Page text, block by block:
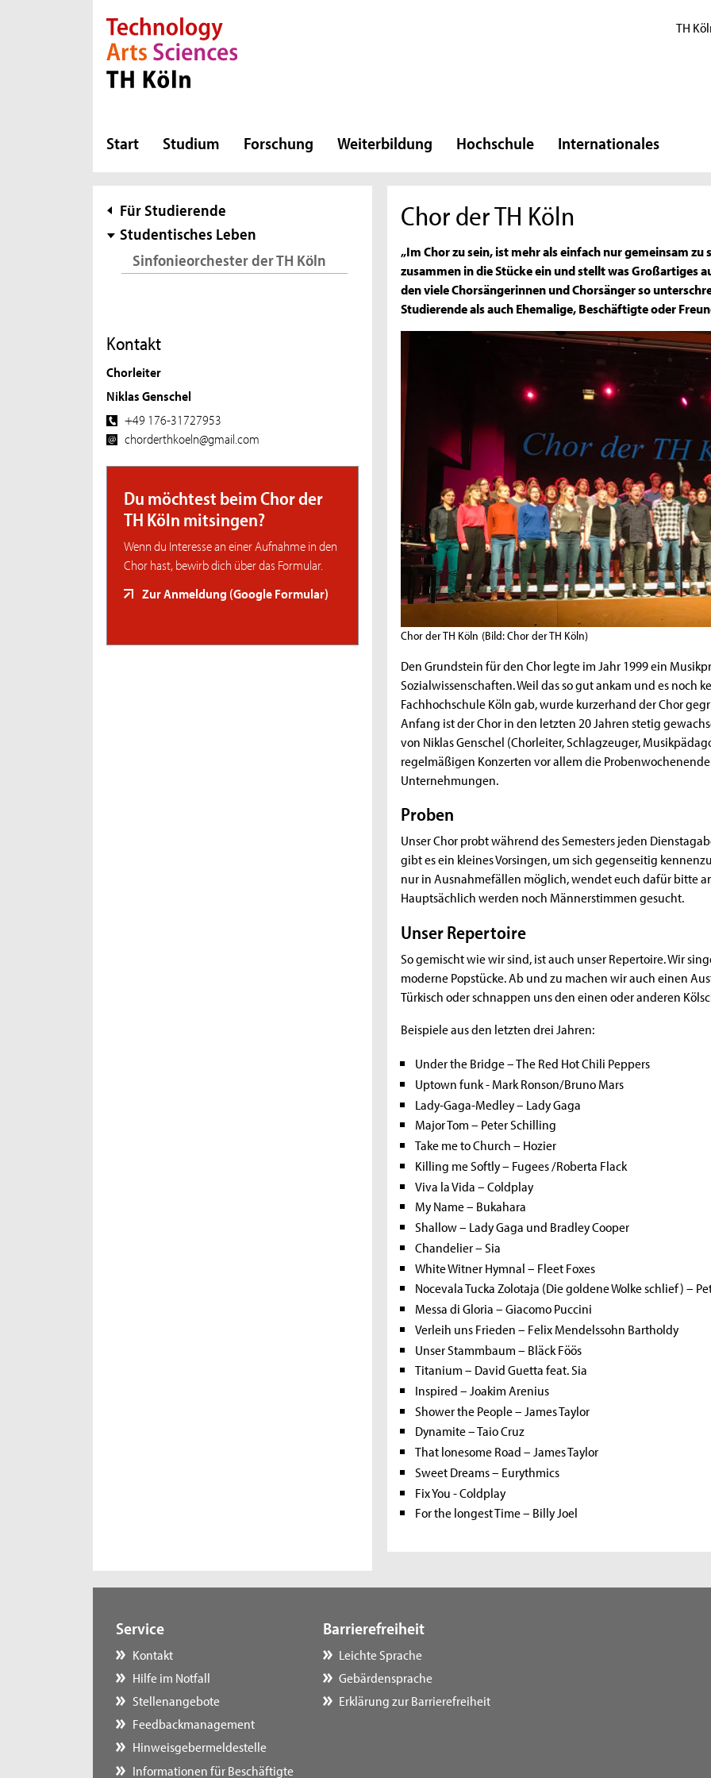
Direkt zur Hauptnavigation
Direkt zur Subnavigation
Direkt zum Inhalt
Direkt zum Fußbereich TH
Start Studium Forschung Weiterbildung Hochschule Internationales
Subnavigation
Für Studierende
Studentisches Leben
Sinfonieorchester der TH Köln
Kontakt
Chorleiter
Niklas Genschel
+49 176-31727953
chorderthkoeln@gmail.com
Du möchtest beim Chor der
TH Köln mitsingen?
Wenn du Interesse an einer Aufnahme in den
Chor hast, bewirb dich über das Formular.
Zur Anmeldung (Google Formular)
Chor der TH Köln
„Im Chor zu sein, ist mehr als einfach nur gemeinsam
zusammen in die Stücke ein und stellt was Großartiges
den viele Chorsängerinnen und Chorsänger so
Studierende als auch Ehemalige, Beschäftigte oder
Chor der TH Köln (Bild: Chor der TH Köln)
Den Grundstein für den Chor legte im Jahr 1999 ein
Sozialwissenschaften. Weil das so gut ankam und es noch
Fachhochschule Köln gab, wurde kurzerhand der Chor
Anfang ist der Chor in den letzten 20 Jahren stetig
von Niklas Genschel (Chorleiter, Schlagzeuger,
regelmäßigen Konzerten vor allem die
Unternehmungen.
Proben
Unser Chor probt während des Semesters jeden
gibt es ein kleines Vorsingen, um sich gegenseitig
nur in Ausnahmefällen möglich, wendet euch dafür bitte
Hauptsächlich werden noch Männerstimmen gesucht.
Unser Repertoire
So gemischt wie wir sind, ist auch unser Repertoire. Wir
moderne Popstücke. Ab und zu machen wir auch einen
Türkisch oder schnappen uns den einen oder anderen
Beispiele aus den letzten drei Jahren:
Under the Bridge – The Red Hot Chili Peppers
Uptown funk - Mark Ronson/Bruno Mars
Lady-Gaga-Medley – Lady Gaga
Major Tom – Peter Schilling
Take me to Church – Hozier
Killing me Softly – Fugees /Roberta Flack
Viva la Vida – Coldplay
My Name – Bukahara
Shallow – Lady Gaga und Bradley Cooper
Chandelier – Sia
White Witner Hymnal – Fleet Foxes
Nocevala Tucka Zolotaja (Die goldene Wolke schlief) –
Messa di Gloria – Giacomo Puccini
Verleih uns Frieden – Felix Mendelssohn Bartholdy
Unser Stammbaum – Bläck Föös
Titanium – David Guetta feat. Sia
Inspired – Joakim Arenius
Shower the People – James Taylor
Dynamite – Taio Cruz
That lonesome Road – James Taylor
Sweet Dreams – Eurythmics
Fix You - Coldplay
For the longest Time – Billy Joel
Service
Kontakt
Hilfe im Notfall
Stellenangebote
Feedbackmanagement
Hinweisgebermeldestelle
Informationen für Beschäftigte
Barrierefreiheit
Leichte Sprache
Gebärdensprache
Erklärung zur Barrierefreiheit